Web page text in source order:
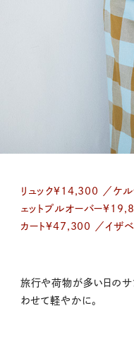
リュック¥14,300 ／ケルテ
ェットプルオーバー
カート¥47,300 ／イザベラ
旅行や荷物が多い日のサ
わせて軽やかに。